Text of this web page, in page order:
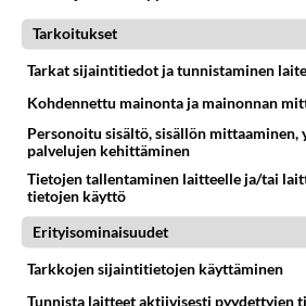
🍑 K­u­­u­­m­­a­­t­­­ ­­­t­­y­t­­ö­­t­­­ ­­­o­d­­o­­­t­­t­a­­­v­­­­a­t­­ ­­s­­i­­­n­u­­a­­­
kissgirl?18288780
🔞💋❤️💋❤️💋🔞💋❤️💋❤️💋🔞
Äänestä
Kommentoi aloitusta...
Tarkoitukset
Tarkat sijaintitiedot ja tunnistaminen
Kohdennettu mainonta ja mainonnan
Personoitu sisältö, sisällön mittaaminen,
palvelujen kehittäminen
Tietojen tallentaminen laitteelle ja/tai
tietojen käyttö
Erityisominaisuudet
Tarkkojen sijaintitietojen käyttäminen
Tunnista laitteet aktiivisesti pyydettyjen